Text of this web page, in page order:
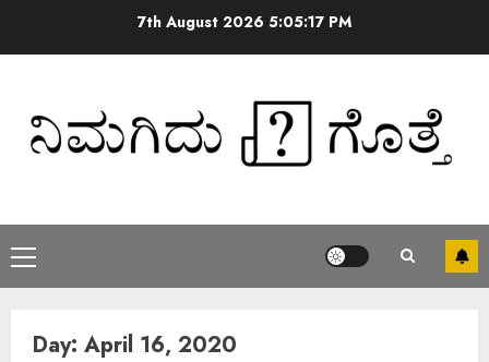
7th August 2026 5:05:18 PM
Day: April 16, 2020